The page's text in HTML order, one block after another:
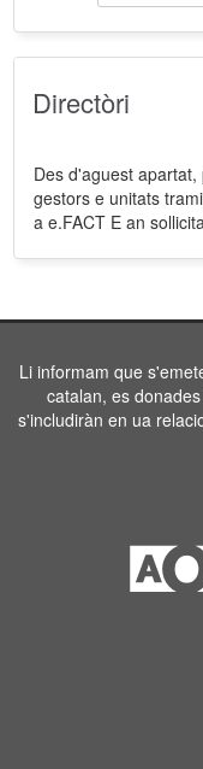
Directòri
Des d'aguest
gestors e unitats
a e.FACT E an
Li informam que
catalan, es
s'includiràn en ua